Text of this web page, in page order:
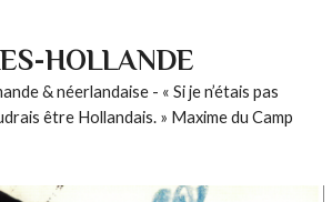
HOLLANDE
& néerlandaise - « Si je n’étais pas
être Hollandais. » Maxime du Camp